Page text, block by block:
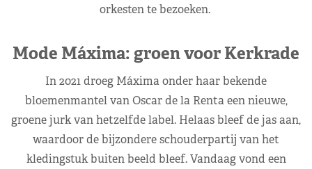
orkesten te bezoeken.
Mode Máxima: groen voor Kerkrade
In 2021 droeg Máxima onder haar bekende
bloemenmantel van Oscar de la Renta een nieuwe,
groene jurk van hetzelfde label. Helaas bleef de jas aan,
waardoor de bijzondere schouderpartij van het
kledingstuk buiten beeld bleef. Vandaag vond een